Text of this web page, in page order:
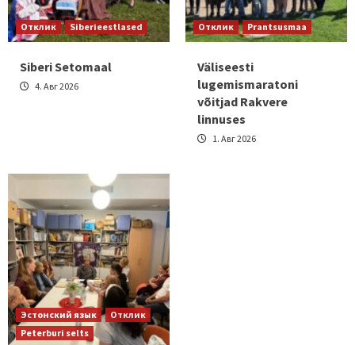
Отклик Siberieestlased
Siberi Setomaal
4. Авг 2026
Отклик Prantsusmaa
Väliseesti
lugemismaratoni
võitjad Rakvere
linnuses
1. Авг 2026
Эстонский язык
Отклик
Peterburi selts